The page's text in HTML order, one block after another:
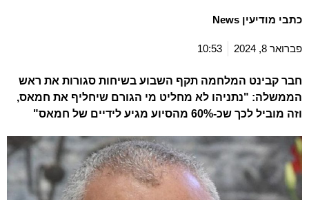
כתבי מודיעין News
פברואר 8, 2024 10:53
חבר קבינט המלחמה תקף השבוע בשיחות סגורות את ראש
הממשלה: "נתניהו לא מחליט מי הגורם שיחליף את חמאס,
וזה מוביל לכך שכ-60% מהסיוע מגיע לידיים של חמאס"